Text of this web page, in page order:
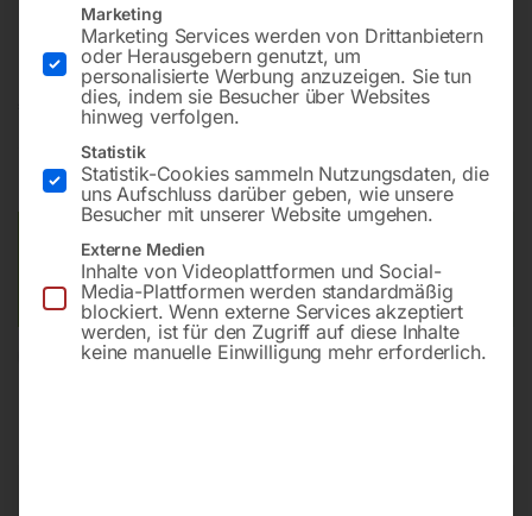
(Nachfolgetyp zu KG64B.K950.VE2.F437)
282,00
inkl. MwSt. zzgl.Versandkosten
Lieferzeit:ca. 2 - 3 Tage
Versandkosten Standard (Österreich):
Bitte beachten Sie: Die Versandkosten gelten für Österreich.
Andere Länder können abweichen.
In den Warenkorb
Marketing
Marketing Services werden von Drittanbietern
oder Herausgebern genutzt, um
personalisierte Werbung anzuzeigen. Sie tun
dies, indem sie Besucher über Websites
hinweg verfolgen.
Statistik
Statistik-Cookies sammeln Nutzungsdaten, die
uns Aufschluss darüber geben, wie unsere
Besucher mit unserer Website umgehen.
Externe Medien
Inhalte von Videoplattformen und Social-
Media-Plattformen werden standardmäßig
blockiert. Wenn externe Services akzeptiert
werden, ist für den Zugriff auf diese Inhalte
keine manuelle Einwilligung mehr erforderlich.